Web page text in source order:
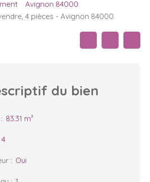
Avignon 84000
4 pièces - Avignon 84000
du bien
: 83.31 m²
4
: Oui